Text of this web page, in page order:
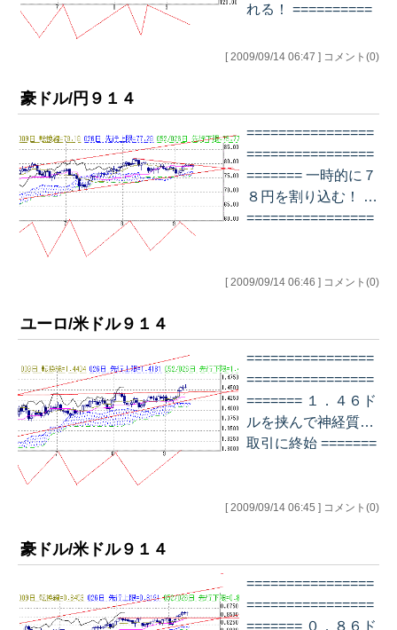
れる！ ==========
============= デ
[ 2009/09/14 06:47 ] コメント(0)
豪ドル/円９１４
================
================
======= 一時的に７
８円を割り込む！ ==
================
ャート…
[ 2009/09/14 06:46 ] コメント(0)
ユーロ/米ドル９１４
================
================
======= １．４６ド
ルを挟んで神経質な
取引に終始 =======
デイリー チャー
[ 2009/09/14 06:45 ] コメント(0)
豪ドル/米ドル９１４
================
================
======= ０．８６ド